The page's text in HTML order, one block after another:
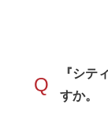
Q
『シテ
すか。